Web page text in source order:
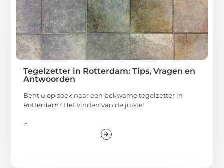
Tegelzetter in Rotterdam: Tips, Vragen en
Antwoorden
Bent u op zoek naar een bekwame tegelzetter in
Rotterdam? Het vinden van de juiste
...